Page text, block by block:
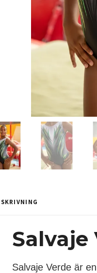
Salvaje Verde är